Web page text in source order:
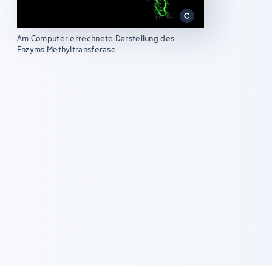
Am Computer errechnete Darstellung des
Enzyms Methyltransferase